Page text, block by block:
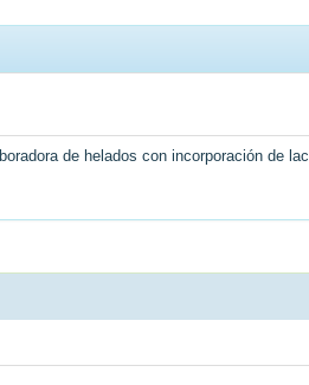
de helados con incorporación de